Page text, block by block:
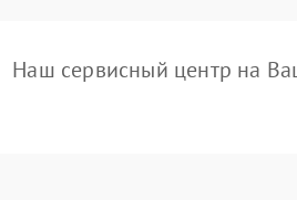
Наш сервисный центр на